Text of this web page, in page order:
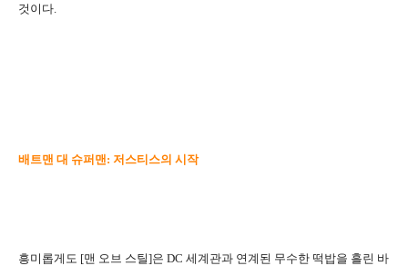
것이다.
배트맨 대 슈퍼맨: 저스티스의 시작
흥미롭게도 [맨 오브 스틸]은 DC 세계관과 연계된 무수한 떡밥을 흘린 바